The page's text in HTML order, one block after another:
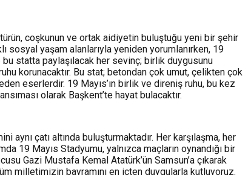
coşkunun ve ortak aidiyetin buluştuğu yeni bir şehir
sosyal yaşam alanlarıyla yeniden yorumlanırken, 19
statta paylaşılacak her sevinç; birlik duygusunu
korunacaktır. Bu stat; betondan çok umut, çelikten çok
eserlerdir. 19 Mayıs’ın birlik ve direniş ruhu, bu kez
olarak Başkent’te hayat bulacaktır.
çatı altında buluşturmaktadır. Her karşılaşma, her
19 Mayıs Stadyumu, yalnızca maçların oynandığı bir
Gazi Mustafa Kemal Atatürk’ün Samsun’a çıkarak
milletimizin bayramını en içten duygularla kutluyoruz.